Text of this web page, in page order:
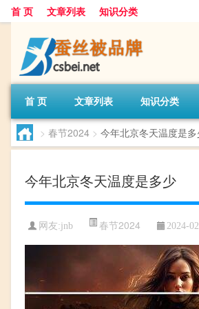
首 页 文章列表 知识分类
首 页 文章列表 知识分类
> 春节2024 > 今年北京冬天温度是
今年北京冬天温度是多少
网友:jnb 春节2024 2024-